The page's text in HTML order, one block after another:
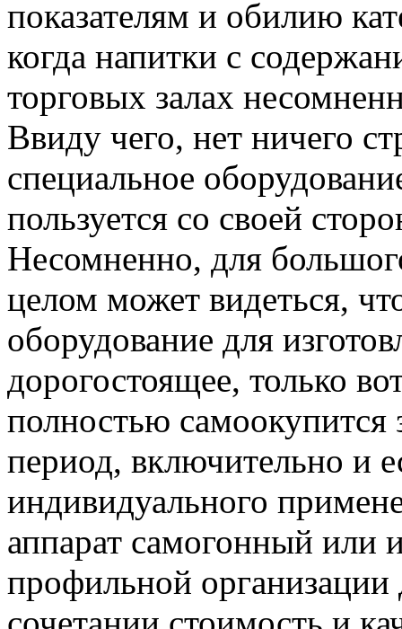
показателям и обилию
когда напитки с
торговых залах
Ввиду чего, нет ничего
специальное
пользуется со своей
Несомненно, для
целом может видеться,
оборудование для
дорогостоящее, только
полностью
период, включительно и
индивидуального
аппарат самогонный или
профильной